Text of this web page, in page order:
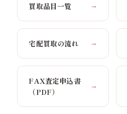
買取品目一覧 →
宅配買取の流れ →
FAX査定申込書
（PDF）
→